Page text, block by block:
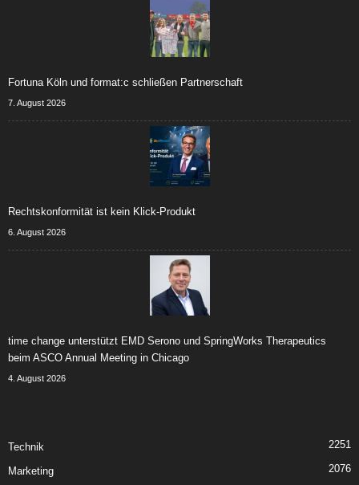
Fortuna Köln und format:c schließen Partnerschaft
7. August 2026
Rechtskonformität ist kein Klick-Produkt
6. August 2026
time change unterstützt EMD Serono und SpringWorks Therapeutics
beim ASCO Annual Meeting in Chicago
4. August 2026
Technik 2251
Marketing 2076